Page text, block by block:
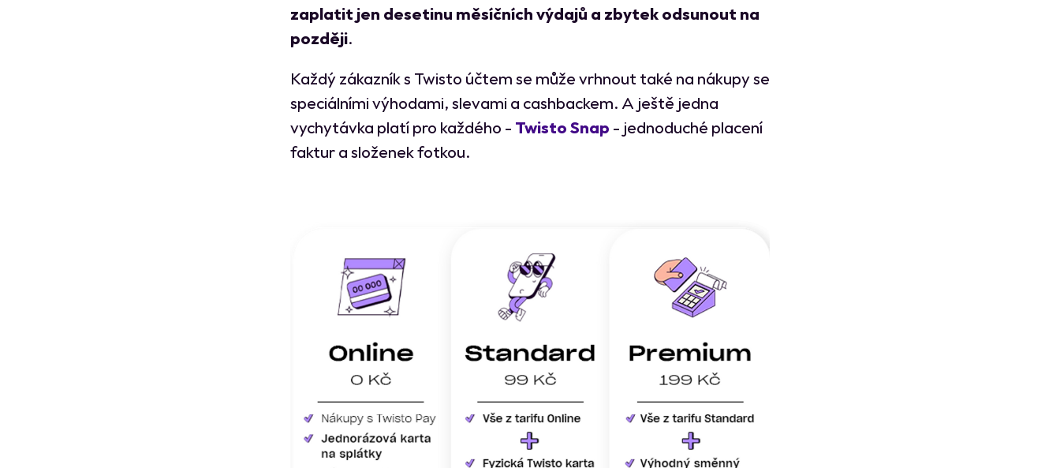
zaplatit jen desetinu měsíčních výdajů a zbytek odsunout na
později.
Každý zákazník s Twisto účtem se může vrhnout také na nákupy se
speciálními výhodami, slevami a cashbackem. A ještě jedna
vychytávka platí pro každého - Twisto Snap - jednoduché placení
faktur a složenek fotkou.